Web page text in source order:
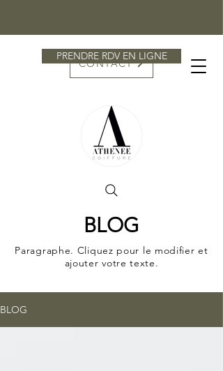
CONTACT
PRENDRE RDV EN LIGNE
BLOG
Paragraphe. Cliquez pour le modifier et
ajouter votre texte.
BLOG